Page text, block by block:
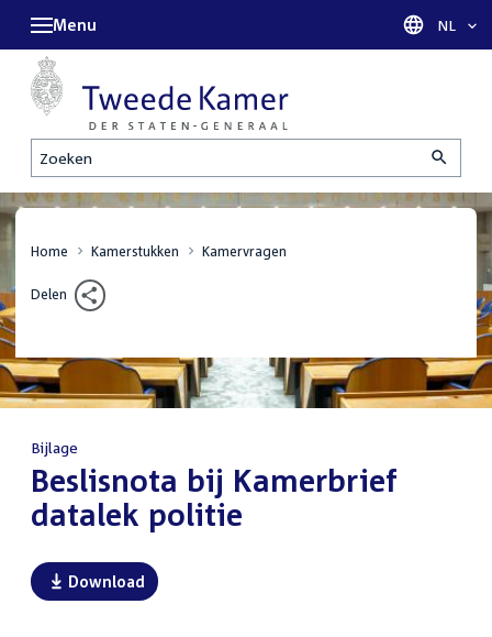
Zoeken
Menu Taal
NL
Home Kamerstukken Kamervragen
Delen
Bijlage
:Beslisnota bij Kamerbrief
datalek politie
Download